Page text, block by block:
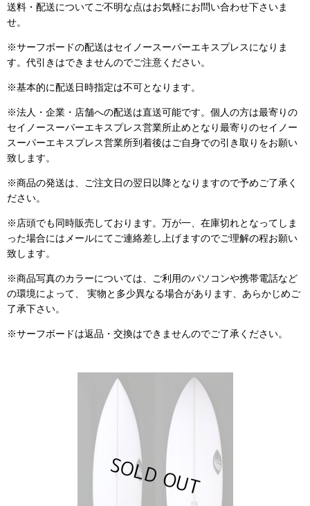
送料・配送についてご不明な点はお気軽にお問い合わせ下さいま
せ。
※サーフボードの配送はセイノースーパーエキスプレスになりま
す。代引きはできませんのでご注意ください。
※基本的に配送日時指定は不可となります。
※法人・企業・店舗への配送は直送可能です。個人の方は最寄りの
セイノースーパーエキスプレス営業所止めとなり最寄りのセイノー
スーパーエキスプレス営業所到着後はご自身での引き取りをお願い
致します。
※商品の発送は、ご注文日の翌日以降となりますので予めご了承く
ださい。
※店頭でも同時販売しております。万が一、在庫切れとなってしま
った場合にはメールにてご連絡差し上げますのでご理解の程お願い
致します。
※商品写真のカラーについては、ご利用のパソコンや携帯電話など
の環境によって、 実物と多少異なる場合があります、あらかじめご
了承下さい。
※サーフボードは返品・交換はできませんのでご了承ください。